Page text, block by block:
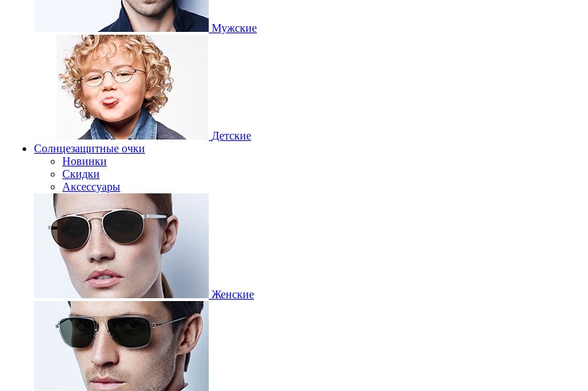
Мужские
Детские
Солнцезащитные очки
Новинки
Скидки
Аксессуары
Женские